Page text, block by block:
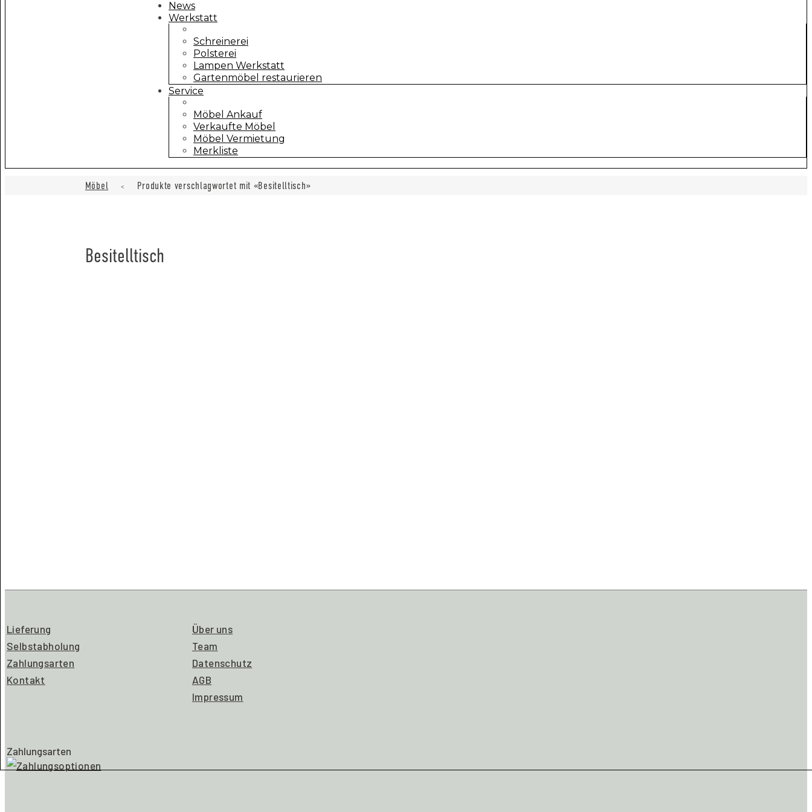
News
Werkstatt
Schreinerei
Polsterei
Lampen Werkstatt
Gartenmöbel restaurieren
Service
Möbel Ankauf
Verkaufte Möbel
Möbel Vermietung
Merkliste
Möbel < Produkte verschlagwortet mit «Besitelltisch»
Besitelltisch
Lieferung
Selbstabholung
Zahlungsarten
Kontakt
Über uns
Team
Datenschutz
AGB
Impressum
Zahlungsarten